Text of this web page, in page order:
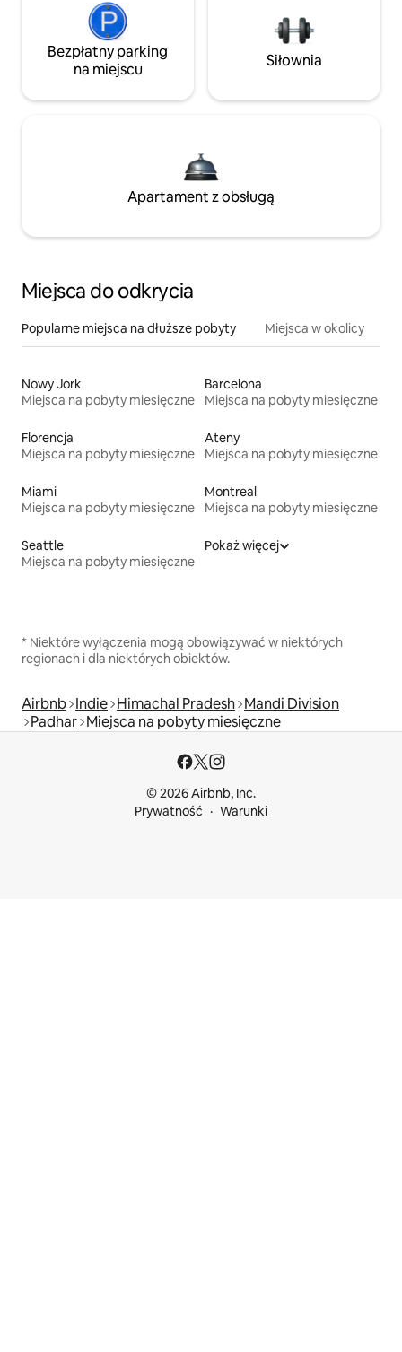
Bezpłatny parking
na miejscu
Siłownia
Apartament z obsługą
Miejsca do odkrycia
Popularne miejsca na dłuższe pobyty Miejsca w okolicy
Nowy Jork
Miejsca na pobyty miesięczne
Barcelona
Miejsca na pobyty miesięczne
Florencja
Miejsca na pobyty miesięczne
Ateny
Miejsca na pobyty miesięczne
Miami
Miejsca na pobyty miesięczne
Montreal
Miejsca na pobyty miesięczne
Seattle
Miejsca na pobyty miesięczne
Pokaż więcej
* Niektóre wyłączenia mogą obowiązywać w niektórych
regionach i dla niektórych obiektów.
Airbnb Indie Himachal Pradesh Mandi Division
Padhar Miejsca na pobyty miesięczne
© 2026 Airbnb, Inc.
Prywatność
Warunki